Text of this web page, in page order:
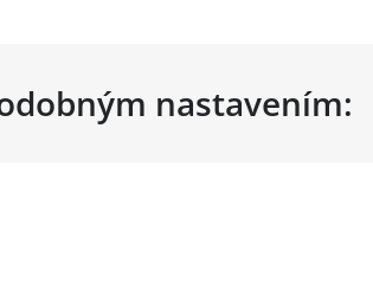
nastavením: